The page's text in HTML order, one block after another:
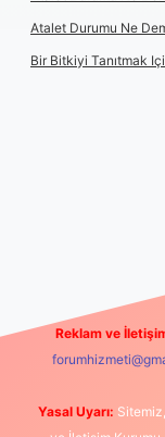
Atalet Durumu Ne
Bir Bitkiyi Tanıtmak
Reklam ve
Yasal Uyarı: